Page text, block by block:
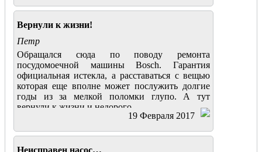
Вернули к жизни!
Петр
Обращался сюда по поводу ремонта
посудомоечной машины Bosch. Гарантия
официальная истекла, а расставаться с вещью
которая еще вполне может послужить долгие
годы из за мелкой поломки глупо. А тут
вернули к жизни и недорого.
19 Февраля 2017
Неисправен насос…